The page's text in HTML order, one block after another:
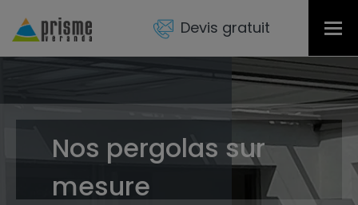
Devis gratuit
Nos pergolas sur
mesure